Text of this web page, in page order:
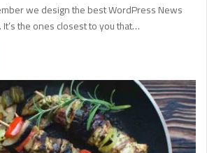
we design the best WordPress News
the ones closest to you that…